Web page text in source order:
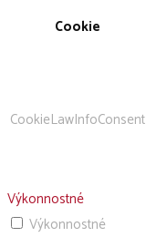
Cookie
CookieLawInfoConsent
Výkonnostné
Výkonnostné